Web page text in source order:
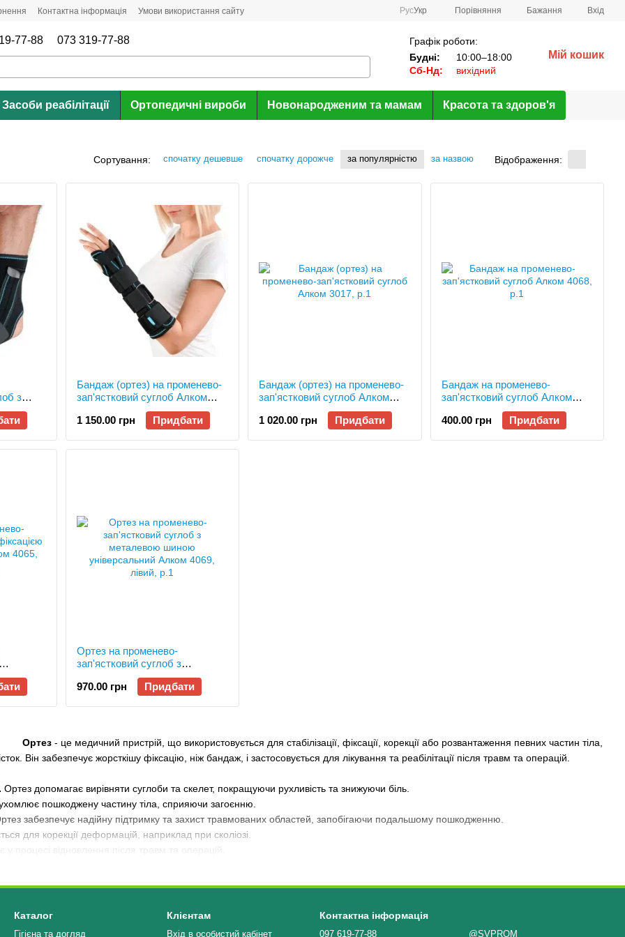
Контактна інформація
Умови використання сайту
РусУкр Порівняння Бажання Вхід
77-88 073 319-77-88
Графік роботи:
Будні:
10:00–18:00
Сб-Нд:
вихідний
Мій кошик
Засоби реабілітації Ортопедичні вироби Новонародженим та мамам Красота та здоров'я
Сортування: спочатку дешевше спочатку дорожче за популярністю за назвою Відображення:
Ортез - це медичний пристрій, що використовується для стабілізації, фіксації, корекції або розвантаження певних частин тіла,
Він забезпечує жорсткішу фіксацію, ніж бандаж, і застосовується для лікування та реабілітації після травм та операцій.
Ортез допомагає вирівняти суглоби та скелет, покращуючи рухливість та знижуючи біль.
пошкоджену частину тіла, сприяючи загоєнню.
забезпечує надійну підтримку та захист травмованих областей, запобігаючи подальшому пошкодженню.
для корекції деформацій, наприклад при сколіозі.
у процесі відновлення після травм та операцій.
з
Алком
Бандаж (ортез) на променево-
зап'ястковий суглоб Алком
1 150.00 грн
Придбати
Бандаж (ортез) на променево-
зап'ястковий суглоб Алком
1 020.00 грн
Придбати
Бандаж на променево-
зап'ястковий суглоб Алком
400.00 грн
Придбати
Ортез на променево-
зап'ястковий суглоб з
металевою шиною
універсальний Алком 4069,
970.00 грн Придбати
Каталог
Гігієна та догляд
Клієнтам
Вхід в особистий кабінет
Контактна інформація
097 619-77-88 @SVPROM